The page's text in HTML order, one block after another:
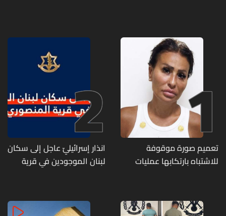
1
تعميم صورة موقوفة
للاشتباه بارتكابها عمليات
2
انذار إسرائيليّ عاجل إلى سكان
لبنان الموجودين في قرية